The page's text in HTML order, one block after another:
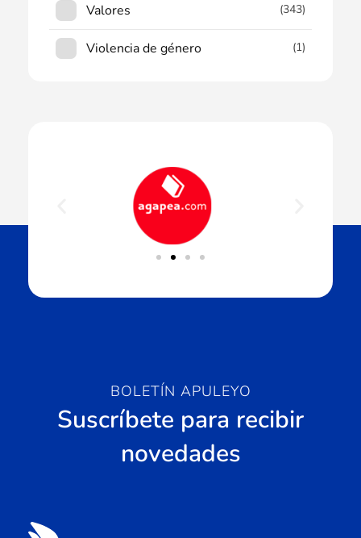
Valores (343)
Violencia de género (1)
BOLETÍN APULEYO
Suscríbete para recibir
novedades